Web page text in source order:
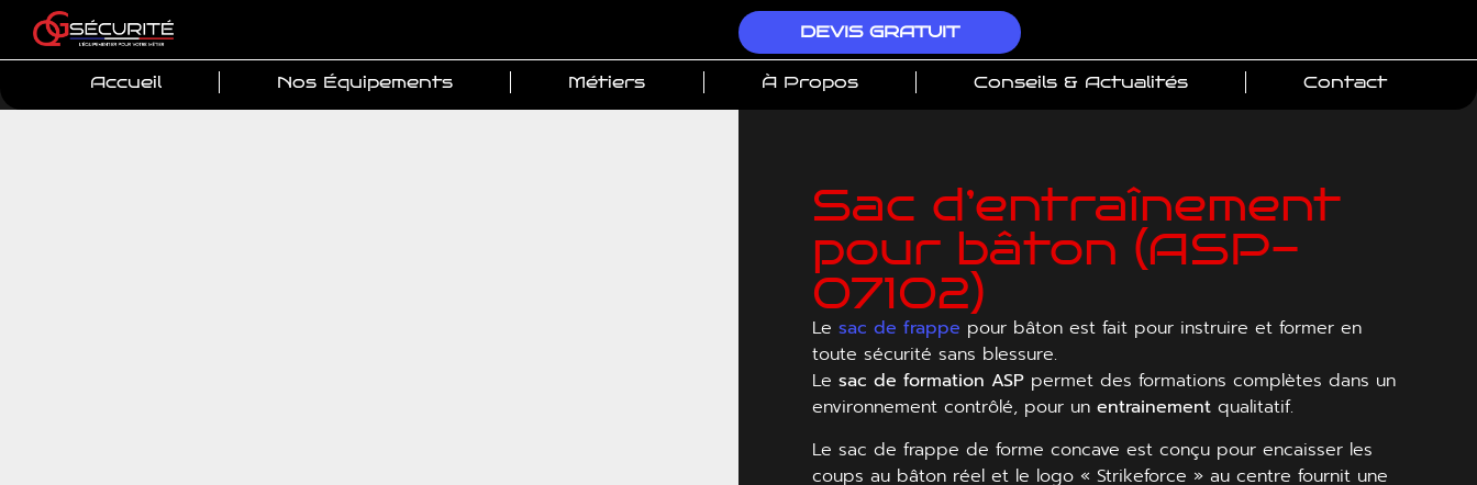
DEVIS GRATUIT
Accueil Nos Équipements Métiers À Propos Conseils & Actualités Contact
Sac d’entraînement
pour bâton (ASP-
07102)
Lesac de frappe pour bâton est fait pour instruire et former en
toute sécurité sans blessure.
Lesac de formation ASP permet des formations complètes dans un
environnement contrôlé, pour unentrainementqualitatif.
Le sac de frappe de forme concave est conçu pour encaisser les
coups au bâton réel et le logo « Strikeforce » au centre fournit une